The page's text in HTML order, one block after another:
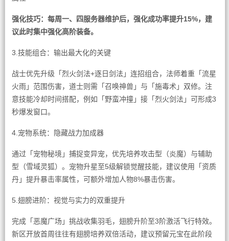
强化技巧：每周一、四服务器维护后，强化成功率提升15%，建
议此时集中强化高阶装备。
3.技能组合：输出最大化的关键
战士优先升级「烈火剑法+逐日剑法」连招组合，法师着重「流星
火雨」范围伤害，道士则需「召唤神兽」与「施毒术」双修。注
意技能冷却时间搭配，例如「野蛮冲撞」接「烈火剑法」可形成3
秒爆发窗口。
4.宠物系统：隐藏战力加成器
通过「宠物秘境」捕捉变异宠，优先培养攻击型（炎魔）与辅助
型（雪域灵狐）。宠物升星至5级解锁觉醒技能，建议使用「资质
丹」提升暴击率属性，可额外增加人物8%暴击伤害。
5.翅膀进阶：视觉与实力的双重提升
完成「恶魔广场」挑战收集羽毛，翅膀升阶至3阶激活飞行特效。
新区开放首周往往有翅膀培养双倍活动，建议预留元宝在此阶段